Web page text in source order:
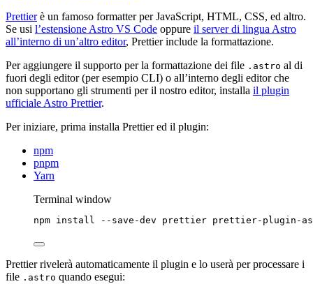
Prettierè un famoso formatter per JavaScript, HTML, CSS, ed altro.
Se usi l’estensione Astro VS Code oppure il server di lingua Astro
all’interno di un’altro editor, Prettier include la formattazione.
Per aggiungere il supporto per la formattazione dei file .astro al di
fuori degli editor (per esempio CLI) o all’interno degli editor che
non supportano gli strumenti per il nostro editor, installa il plugin
ufficiale Astro Prettier.
Per iniziare, prima installa Prettier ed il plugin:
npm
pnpm
Yarn
Terminal window
npm install --save-dev prettier prettier-plugin-
Prettier rivelerà automaticamente il plugin e lo userà per processare i
file .astro quando esegui: